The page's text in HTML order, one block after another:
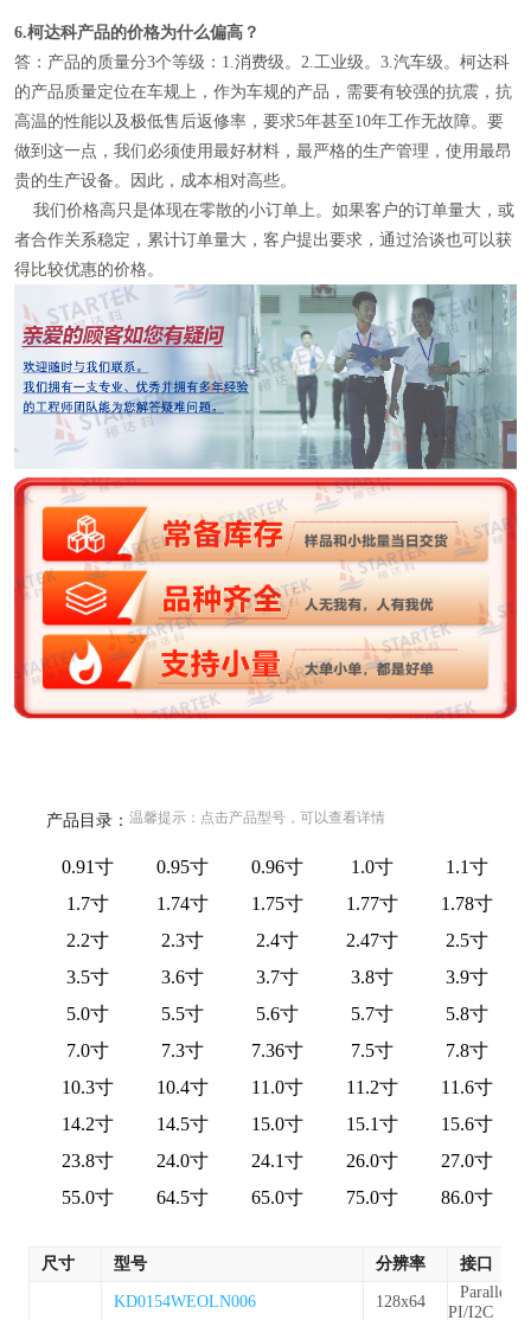
6.柯达科产品的价格为什么偏高？
答：产品的质量分3个等级：1.消费级。2.工业级。3.汽车级。柯达科
的产品质量定位在车规上，作为车规的产品，需要有较强的抗震，抗
高温的性能以及极低售后返修率，要求5年甚至10年工作无故障。要
做到这一点，我们必须使用最好材料，最严格的生产管理，使用最昂
贵的生产设备。因此，成本相对高些。
我们价格高只是体现在零散的小订单上。如果客户的订单量大，或
者合作关系稳定，累计订单量大，客户提出要求，通过洽谈也可以获
得比较优惠的价格。
产品目录： 温馨提示：点击产品型号，可以查看详情
0.91寸 0.95寸 0.96寸 1.0寸
1.1寸
1.7寸
1.74寸 1.75寸 1.77寸
1.78寸
2.2寸
2.3寸 2.4寸 2.47寸
2.5寸
3.5寸
3.6寸 3.7寸 3.8寸
3.9寸
5.0寸
5.5寸 5.6寸 5.7寸
5.8寸
7.0寸
7.3寸 7.36寸 7.5寸
7.8寸
10.3寸
10.4寸 11.0寸 11.2寸
11.6寸
14.2寸
14.5寸 15.0寸 15.1寸
15.6寸
23.8寸
24.0寸 24.1寸 26.0寸
27.0寸
55.0寸
64.5寸 65.0寸 75.0寸 86.0寸
尺寸 型号 分辨率
接口
KD0154WEOLN006
128x64
Parallel/S
PI/I2C